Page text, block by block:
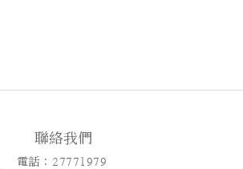
聯絡我們
電話 : 27771979